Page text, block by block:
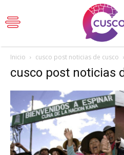
Inicio cusco post noticias de cusco
cusco post noticias